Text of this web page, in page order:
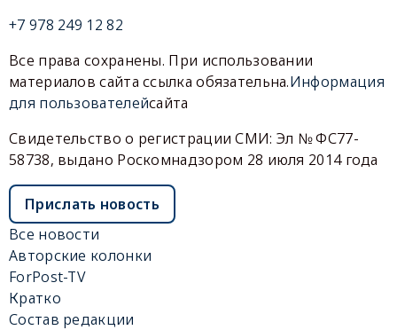
+7 978 249 12 82
Все права сохранены. При использовании
материалов сайта ссылка обязательна.Информация
для пользователейсайта
Свидетельство о регистрации СМИ: Эл № ФС77-
58738, выдано Роскомнадзором 28 июля 2014 года
Прислать новость
Все новости
Авторские колонки
ForPost-TV
Кратко
Состав редакции